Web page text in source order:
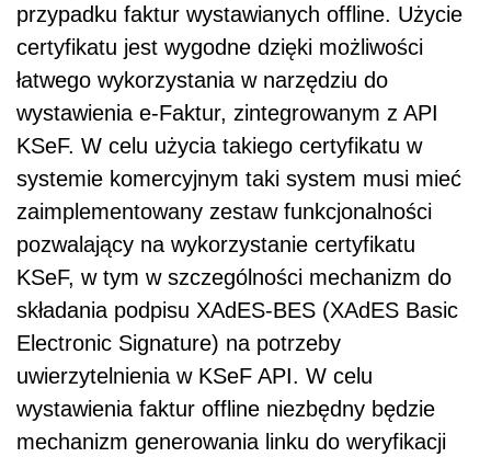
przypadku faktur wystawianych offline. Użycie
certyfikatu jest wygodne dzięki możliwości
łatwego wykorzystania w narzędziu do
wystawienia e-Faktur, zintegrowanym z API
KSeF. W celu użycia takiego certyfikatu w
systemie komercyjnym taki system musi mieć
zaimplementowany zestaw funkcjonalności
pozwalający na wykorzystanie certyfikatu
KSeF, w tym w szczególności mechanizm do
składania podpisu XAdES-BES (XAdES Basic
Electronic Signature) na potrzeby
uwierzytelnienia w KSeF API. W celu
wystawienia faktur offline niezbędny będzie
mechanizm generowania linku do weryfikacji